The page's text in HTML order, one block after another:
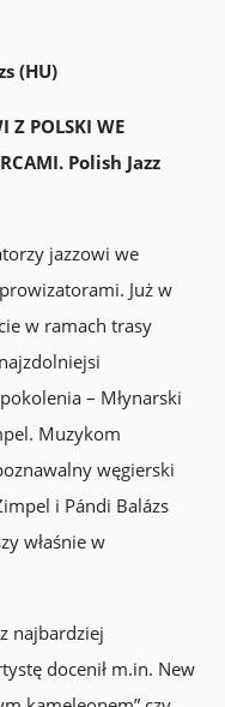
(HU)
Z POLSKI WE
Polish Jazz
jazzowi we
Już w
w ramach trasy
– Młynarski
Muzykom
węgierski
i Pándi Balázs
właśnie w
najbardziej
docenił m.in. New